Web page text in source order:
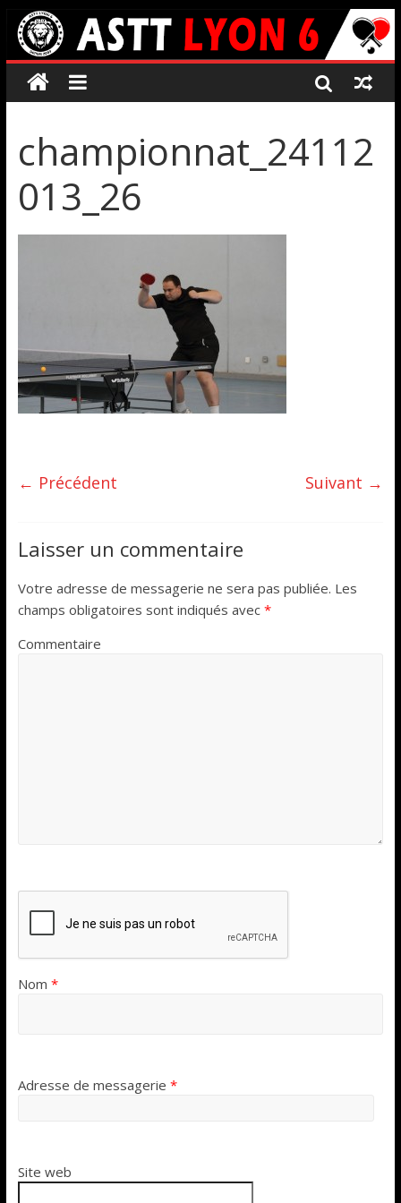
championnat_24112
013_26
← Précédent Suivant →
Laisser un commentaire
Votre adresse de messagerie ne sera pas publiée. Les
champs obligatoires sont indiqués avec *
Commentaire
Nom *
Adresse de messagerie *
Site web